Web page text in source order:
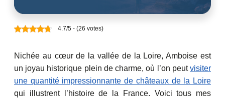
4.7/5 - (26 votes)
Nichée au cœur de la vallée de la Loire, Amboise est
un joyau historique plein de charme, où l’on peutvisiter
une quantité impressionnante de châteaux de la Loire
qui illustrent l’histoire de la France. Voici tous mes